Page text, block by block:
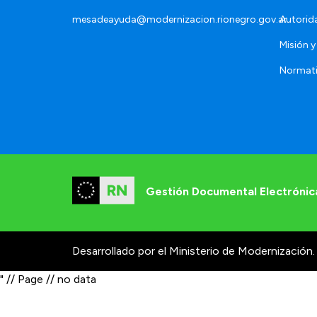
mesadeayuda@modernizacion.rionegro.gov.ar
Misión
Gestión Documental
Desarrollado por el Ministerio de Modernización.
" // Page // no data